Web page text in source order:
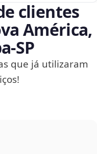
clientes
América,
que já utilizaram